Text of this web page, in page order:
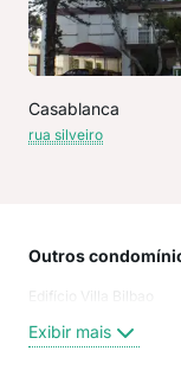
Casablanca
rua silveiro
Outros
Edifício Villa Bilbao
Exibir mais